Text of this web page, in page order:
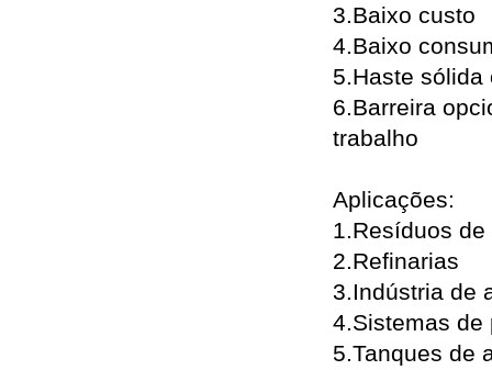
3.Baixo custo
4.Baixo
5.Haste
6.Barreira
trabalho
Aplicações:
1.Resíduos
2.Refinarias
3.Indústria de
4.Sistemas de
5.Tanques de